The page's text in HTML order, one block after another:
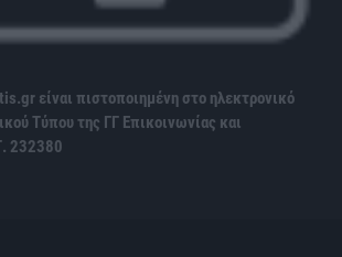
είναι πιστοποιημένη στο ηλεκτρονικό
Τύπου της ΓΓ Επικοινωνίας και
232380